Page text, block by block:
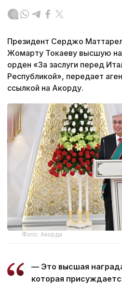
Президент Серджо
Жомарту Токаеву высшую
орден «За заслуги перед
Республикой», передает
ссылкой на Акорду.
Фото: Акорда
— Это высшая
которая